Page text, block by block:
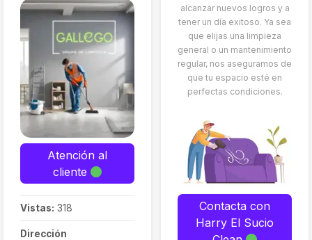
Atención al
cliente
Vistas: 318
Dirección
alcanzar nuevos logros y a
tener un día exitoso. Ya sea
que elijas una limpieza
general o un mantenimiento
regular, nos aseguramos de
que tu espacio esté en
perfectas condiciones.
Contacta con
Harry El Sucio